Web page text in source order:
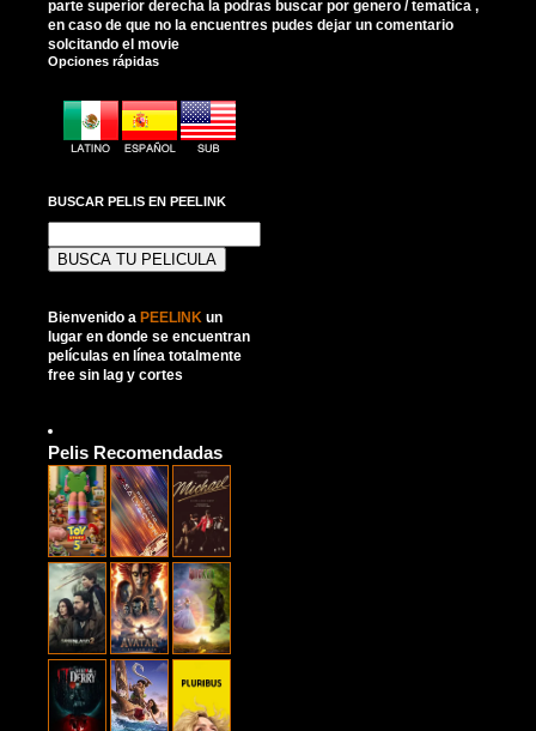
parte superior derecha la podras buscar por genero / tematica ,
en caso de que no la encuentres pudes dejar un comentario
solcitando el movie
Opciones rápidas
BUSCAR PELIS EN PEELINK
Bienvenido a PEELINK un
lugar en donde se encuentran
películas en línea totalmente
free sin lag y cortes
Pelis Recomendadas